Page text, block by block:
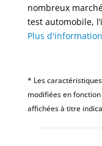
nombreux
test automobile,
Plus
* Les
modifiées en
affichées à titre